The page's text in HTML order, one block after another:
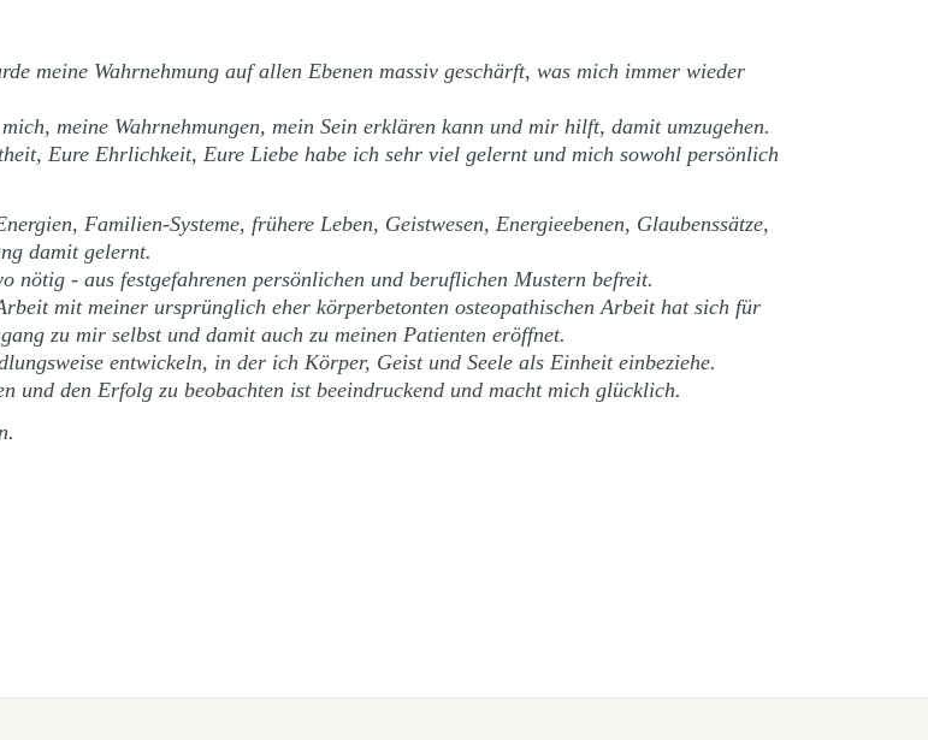
meine Wahrnehmung auf allen Ebenen massiv geschärft, was mich immer wieder
meine Wahrnehmungen, mein Sein erklären kann und mir hilft, damit umzugehen.
Eure Ehrlichkeit, Eure Liebe habe ich sehr viel gelernt und mich sowohl persönlich
Familien-Systeme, frühere Leben, Geistwesen, Energieebenen, Glaubenssätze,
damit gelernt.
nötig - aus festgefahrenen persönlichen und beruflichen Mustern befreit.
mit meiner ursprünglich eher körperbetonten osteopathischen Arbeit hat sich für
zu mir selbst und damit auch zu meinen Patienten eröffnet.
entwickeln, in der ich Körper, Geist und Seele als Einheit einbeziehe.
und den Erfolg zu beobachten ist beeindruckend und macht mich glücklich.